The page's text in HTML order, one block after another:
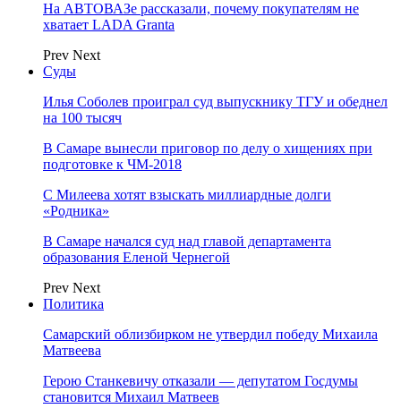
На АВТОВАЗе рассказали, почему покупателям не
хватает LADA Granta
Prev Next
Суды
Илья Соболев проиграл суд выпускнику ТГУ и обеднел
на 100 тысяч
В Самаре вынесли приговор по делу о хищениях при
подготовке к ЧМ-2018
С Милеева хотят взыскать миллиардные долги
«Родника»
В Самаре начался суд над главой департамента
образования Еленой Чернегой
Prev Next
Политика
Самарский облизбирком не утвердил победу Михаила
Матвеева
Герою Станкевичу отказали — депутатом Госдумы
становится Михаил Матвеев